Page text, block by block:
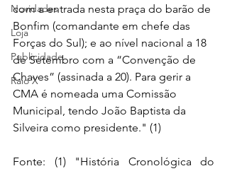
Novidades
Loja
Publicidade
Raio X
com a entrada nesta praça do barão de
Bonfim (comandante em chefe das
Forças do Sul); e ao nível nacional a 18
de Setembro com a “Convenção de
Chaves” (assinada a 20). Para gerir a
CMA é nomeada uma Comissão
Municipal, tendo João Baptista da
Silveira como presidente." (1)
Fonte: (1) "História Cronológica do